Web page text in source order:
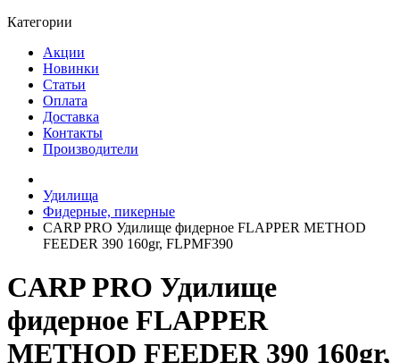
Категории
Акции
Новинки
Статьи
Оплата
Доставка
Контакты
Производители
Удилища
Фидерные, пикерные
CARP PRO Удилище фидерное FLAPPER METHOD
FEEDER 390 160gr, FLPMF390
CARP PRO Удилище
фидерное FLAPPER
METHOD FEEDER 390 160gr,